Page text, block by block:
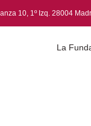
10, 1º Izq. 28004
La